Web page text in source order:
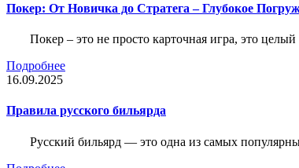
Покер: От Новичка до Стратега – Глубокое
Покер – это не просто карточная игра, это
Подробнее
16.09.2025
Правила русского бильярда
Русский бильярд — это одна из самых